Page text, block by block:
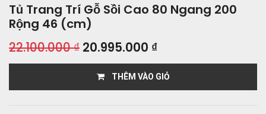
Tủ Trang Trí Gỗ Sồi Cao 80 Ngang 200
Rộng 46 (cm)
22.100.000₫ 20.995.000 ₫
THÊM VÀO GIỎ